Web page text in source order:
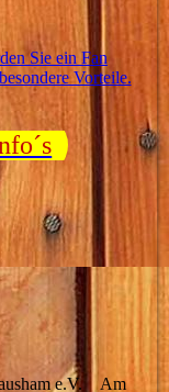
Sie ein Fan
Vorteile.
e.V. Am